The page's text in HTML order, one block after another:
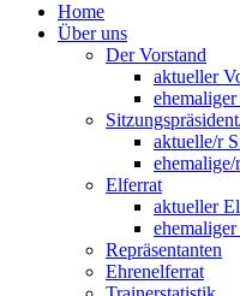
Home
Über uns
Der Vorstand
aktueller
aktuelle/r
Elferrat
aktueller
Repräsentanten
Ehrenelferrat